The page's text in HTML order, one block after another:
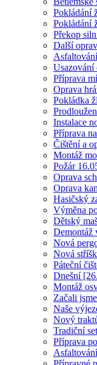
Pokládání
Pokládání
Překop
Další
Příprava
Oprava
Pokládka
Instalace
Příprava
Čištění a
Montáž
Požár
Oprava
Oprava
Hasičský
Výměna
Dětský
Demontáž
Nová
Nová
Páteční
Dnešní
Montáž
Začali
Naše
Nový
Tradiční
Příprava